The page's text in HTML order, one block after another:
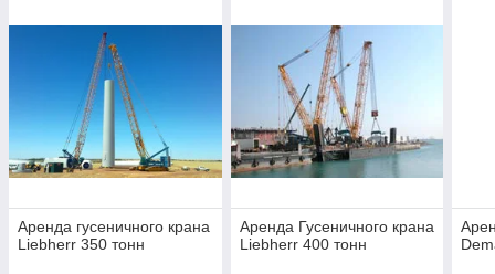
Аренда гусеничного крана
Liebherr 350 тонн
Аренда Гусеничного крана
Liebherr 400 тонн